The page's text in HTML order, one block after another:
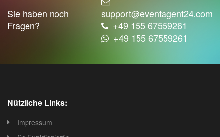
Sie haben noch
Fragen?
support@eventagent24.com
+49 155 67559261
+49 155 67559261
Nützliche Links:
Impressum